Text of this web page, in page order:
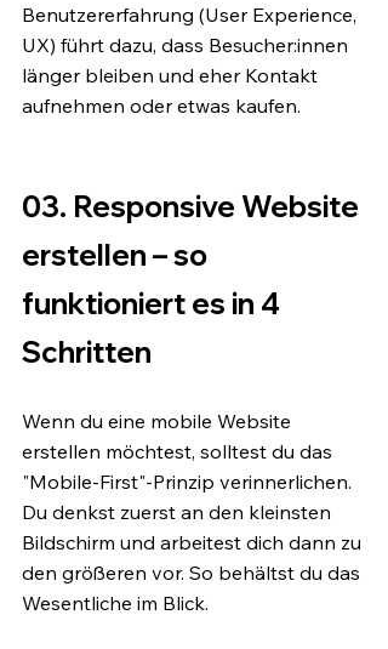
Benutzererfahrung (User Experience,
UX) führt dazu, dass Besucher:innen
länger bleiben und eher Kontakt
aufnehmen oder etwas kaufen.
03. Responsive Website
erstellen – so
funktioniert es in 4
Schritten
Wenn du eine mobile Website
erstellen möchtest, solltest du das
"Mobile-First"-Prinzip verinnerlichen.
Du denkst zuerst an den kleinsten
Bildschirm und arbeitest dich dann zu
den größeren vor. So behältst du das
Wesentliche im Blick.